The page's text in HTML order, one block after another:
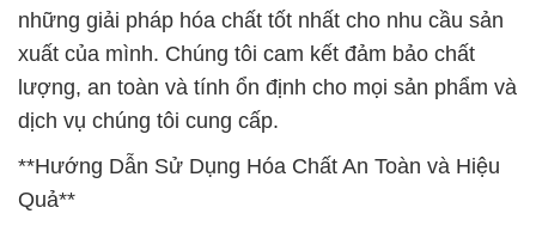
những giải pháp hóa chất tốt nhất cho nhu cầu sản
xuất của mình. Chúng tôi cam kết đảm bảo chất
lượng, an toàn và tính ổn định cho mọi sản phẩm và
dịch vụ chúng tôi cung cấp.
**Hướng Dẫn Sử Dụng Hóa Chất An Toàn và Hiệu
Quả**